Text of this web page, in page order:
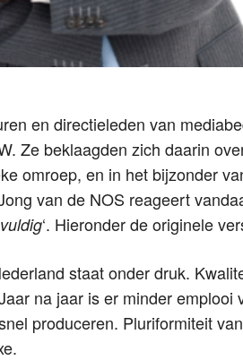
en directieleden van
Ze beklaagden zich daarin
omroep, en in het bijzonder
van de NOS reageert
‘. Hieronder de originele
staat onder druk.
na jaar is er minder emplooi
produceren. Pluriformiteit